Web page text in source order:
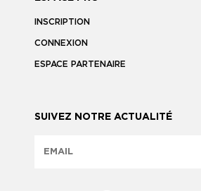
INSCRIPTION
CONNEXION
ESPACE PARTENAIRE
SUIVEZ NOTRE ACTUALITÉ